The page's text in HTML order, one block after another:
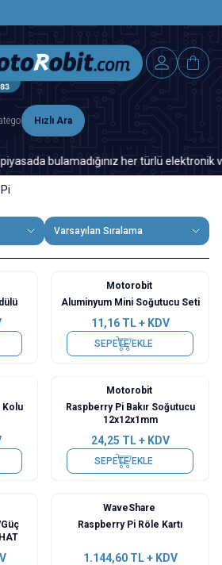
Hızlı Ara
bulamadığınız her türlü elektronik ve
Varsayılan Sıralama
Motorobit
Aluminyum Mini Soğutucu Seti
11,16TL + KDV
SEPETE EKLE
Kolu
Motorobit
Raspberry Pi Bakır Soğutucu
12x12x1mm
24,25 TL + KDV
SEPETE EKLE
WaveShare
Raspberry Pi Röle Kartı
1.144,60TL + KDV